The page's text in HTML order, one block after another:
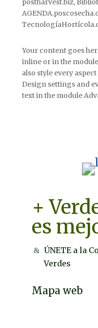
postharvest.biz,
Your content goes
inline or in the
also style every
Design settings and
text in the module
+
es
ÚNETE a la
Verdes
Mapa web